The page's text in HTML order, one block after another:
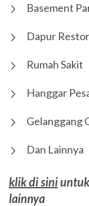
Basement
Dapur
Rumah Sakit
Hanggar
Gelanggang
Dan Lainnya
klik di sini
lainnya